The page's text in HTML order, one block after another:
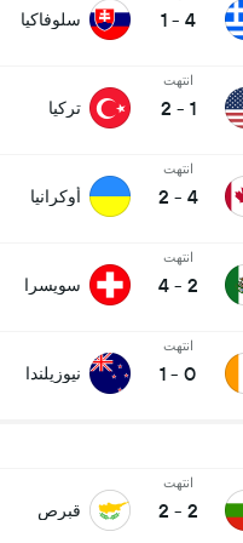
4
-
1 سلوفاكيا
انتهت
1
-
2 تركيا
انتهت
4
-
2 أوكرانيا
انتهت
2
-
4 سويسرا
انتهت
0
-
1 نيوزيلندا
انتهت
2
-
2 قبرص